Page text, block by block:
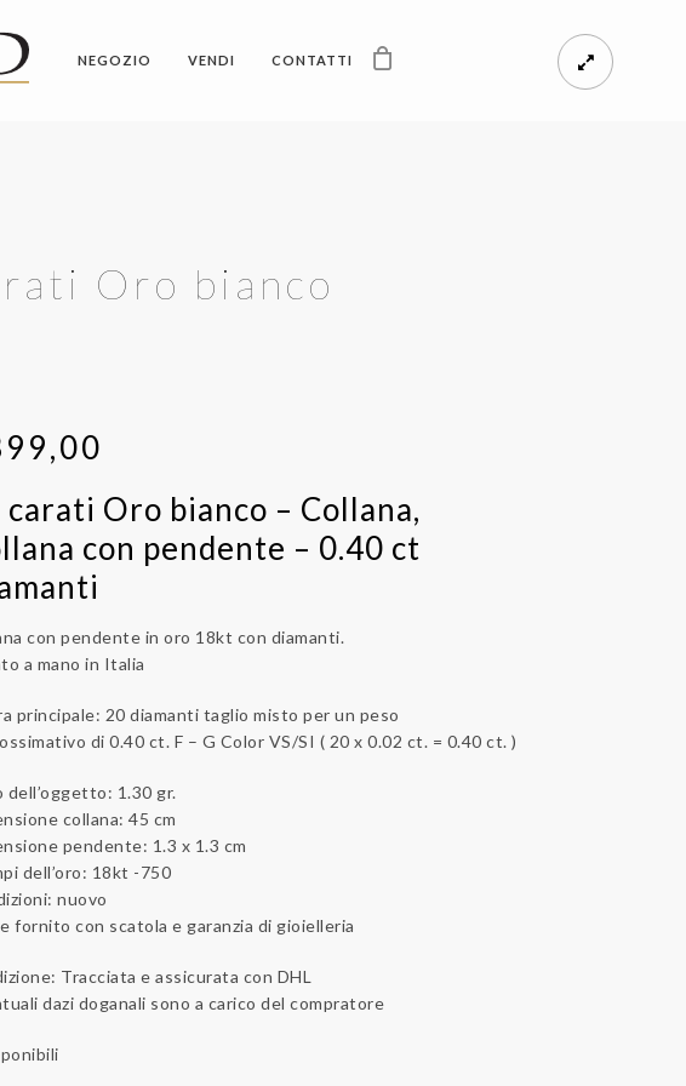
NEGOZIO VENDI CONTATTI
Oro bianco
carati Oro bianco – Collana,
con pendente – 0.40 ct
con pendente in oro 18kt con diamanti.
a mano in Italia
principale: 20 diamanti taglio misto per un peso
di 0.40 ct. F – G Color VS/SI ( 20 x 0.02 ct. = 0.40 ct. )
dell’oggetto: 1.30 gr.
collana: 45 cm
pendente: 1.3 x 1.3 cm
dell’oro: 18kt -750
nuovo
fornito con scatola e garanzia di gioielleria
Tracciata e assicurata con DHL
dazi doganali sono a carico del compratore